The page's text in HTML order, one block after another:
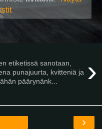
›
etiketissä sanotaan,
punajuurta, kvitteniä ja
päärynänk...
›